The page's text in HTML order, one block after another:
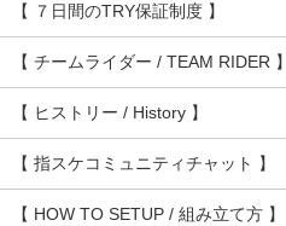
【 ７日間のTRY保証制度 】
【 チームライダー / TEAM RIDER 】
【 ヒストリー / History 】
【 指スケコミュニティチャット 】
【 HOW TO SETUP / 組み立て方 】